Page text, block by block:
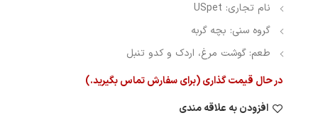
نام تجاری: USpet
گروه سنی: بچه گربه
طعم: گوشت مرغ، اردک و کدو تنبل
در حال قیمت گذاری (برای سفارش تماس بگیرید.)
افزودن به علاقه مندی